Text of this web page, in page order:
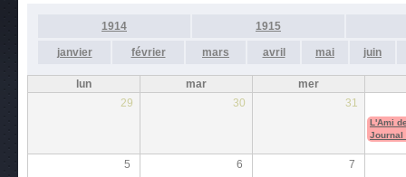
1914 1915
janvier février mars avril mai juin
lun mar
mer
29
30 31
L'Ami
Journal
5 6 7